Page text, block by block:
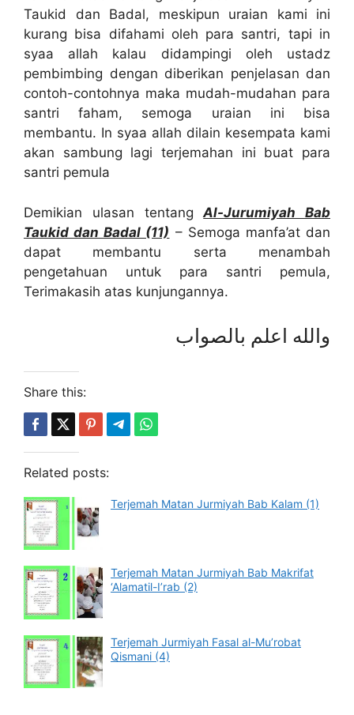
Taukid dan Badal, meskipun uraian kami ini
kurang bisa difahami oleh para santri, tapi in
syaa allah kalau didampingi oleh ustadz
pembimbing dengan diberikan penjelasan dan
contoh-contohnya maka mudah-mudahan para
santri faham, semoga uraian ini bisa
membantu. In syaa allah dilain kesempata kami
akan sambung lagi terjemahan ini buat para
santri pemula
Demikian ulasan tentangAl-Jurumiyah Bab
Taukid dan Badal (11) – Semoga manfa’at dan
dapat membantu serta menambah
pengetahuan untuk para santri pemula,
Terimakasih atas kunjungannya.
والله اعلم بالصواب
Share this:
Related posts:
Terjemah Matan Jurmiyah Bab Kalam (1)
Terjemah Matan Jurmiyah Bab Makrifat
‘Alamatil-I’rab (2)
Terjemah Jurmiyah Fasal al-Mu’robat
Qismani (4)